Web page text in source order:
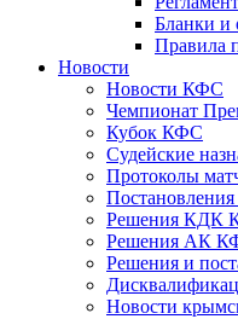
Бланки и
Правила
Новости
Новости КФС
Чемпионат
Кубок КФС
Судейские
Протоколы
Решения КДК
Решения АК
Решения и
Новости